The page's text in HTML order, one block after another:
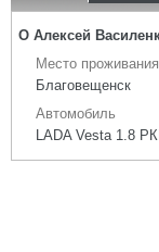
О Алексей
Место проживания
Благовещенск
Автомобиль
LADA Vesta 1.8